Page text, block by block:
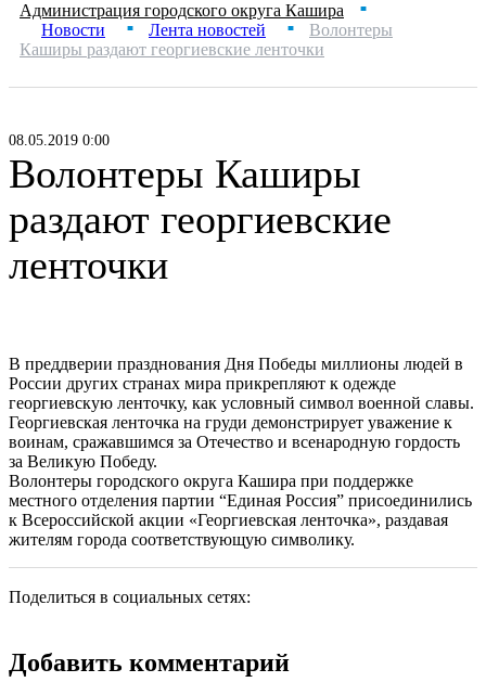
Администрация городского округа Кашира ■
Новости ■ Лента новостей ■
Волонтеры
Каширы раздают георгиевские ленточки
08.05.2019 0:00
Волонтеры Каширы
раздают георгиевские
ленточки
В преддверии празднования Дня Победы миллионы людей в
России других странах мира прикрепляют к одежде
георгиевскую ленточку, как условный символ военной славы.
Георгиевская ленточка на груди демонстрирует уважение к
воинам, сражавшимся за Отечество и всенародную гордость
за Великую Победу.
Волонтеры городского округа Кашира при поддержке
местного отделения партии “Единая Россия” присоединились
к Всероссийской акции «Георгиевская ленточка», раздавая
жителям города соответствующую символику.
Поделиться в социальных сетях:
Добавить комментарий